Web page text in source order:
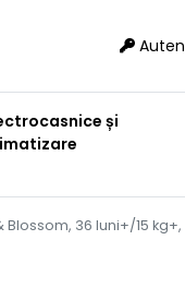
și
36 luni+/15